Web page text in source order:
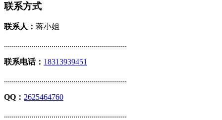
联系方式
联系人： 蒋小姐
..............................................................
联系电话： 18313939451
..............................................................
QQ： 2625464760
..............................................................